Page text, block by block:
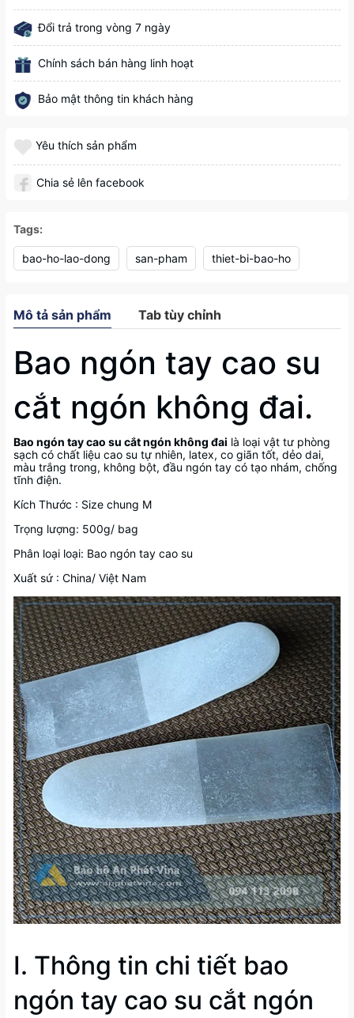
Đổi trả trong vòng 7 ngày
Chính sách bán hàng linh hoạt
Bảo mật thông tin khách hàng
Yêu thích sản phẩm
Chia sẻ lên facebook
Tags:
bao-ho-lao-dong san-pham thiet-bi-bao-ho
Mô tả sản phẩm Tab tùy chỉnh
Bao ngón tay cao su
cắt ngón không đai.
Bao ngón tay cao su cắt ngón không đai là loại vật tư phòng
sạch có chất liệu cao su tự nhiên, latex, co giãn tốt, dẻo dai,
màu trắng trong, không bột, đầu ngón tay có tạo nhám, chống
tĩnh điện.
Kích Thước : Size chung M
Trọng lượng: 500g/ bag
Phân loại loại: Bao ngón tay cao su
Xuất sứ : China/ Việt Nam
I. Thông tin chi tiết bao
ngón tay cao su cắt ngón